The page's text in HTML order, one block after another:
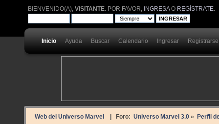
BIENVENIDO(A),VISITANTE . POR FAVOR, INGRESAO REGÍSTRATE
Inicio Ayuda Buscar Calendario Ingresar Registrarse
Web del Universo Marvel | Foro: Universo Marvel 3.0» Perfil